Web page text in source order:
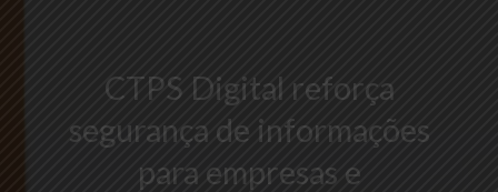
CTPS Digital reforça
segurança de informações
para empresas e